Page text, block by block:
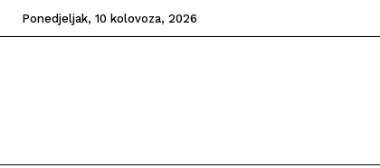
Ponedjeljak, 10 kolovoza, 2026